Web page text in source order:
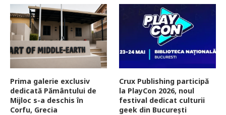
Prima galerie exclusiv
dedicată Pământului de
Mijloc s-a deschis în
Corfu, Grecia
Crux Publishing participă
la PlayCon 2026, noul
festival dedicat culturii
geek din București